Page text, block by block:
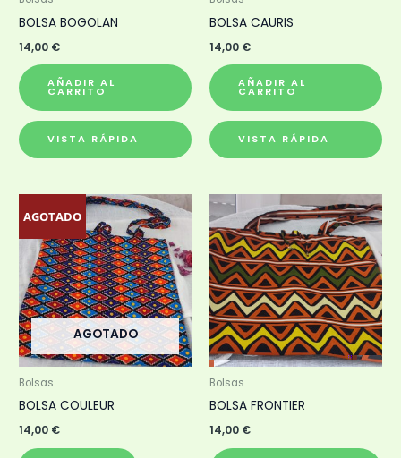
BOLSA BOGOLAN
14,00 €
AÑADIR AL
CARRITO
VISTA RÁPIDA
BOLSA CAURIS
14,00 €
AÑADIR AL
CARRITO
VISTA RÁPIDA
AGOTADO
AGOTADO
Bolsas
BOLSA COULEUR
14,00 €
Bolsas
BOLSA FRONTIER
14,00 €